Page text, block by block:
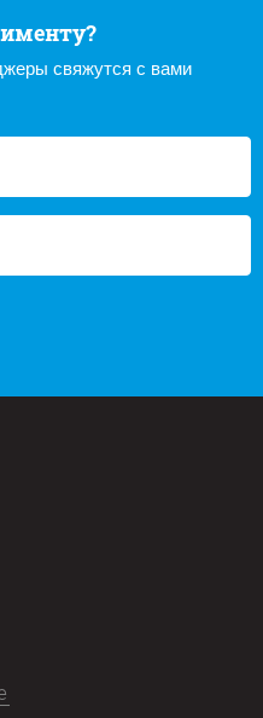
свяжутся с вами